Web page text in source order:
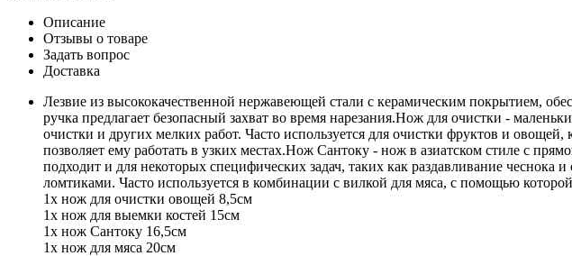
Описание
Отзывы о товаре
Задать вопрос
Доставка
Лезвие из высококачественной нержавеющей стали с керамическим покрытием,
ручка предлагает безопасный захват во время нарезания.Нож для очистки -
очистки и других мелких работ. Часто используется для очистки фруктов и
позволяет ему работать в узких местах.Нож Сантоку - нож в азиатском стиле с
подходит и для некоторых специфических задач, таких как раздавливание
ломтиками. Часто используется в комбинации с вилкой для мяса, с помощью
1x нож для очистки овощей 8,5см
1x нож для выемки костей 15см
1x нож Сантоку 16,5см
1x нож для мяса 20см